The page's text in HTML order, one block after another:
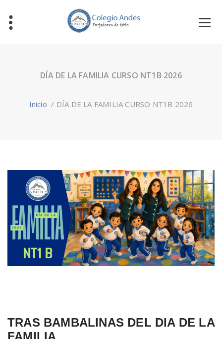
DÍA DE LA FAMILIA CURSO NT1B 2026
Inicio / DÍA DE LA FAMILIA CURSO NT1B 2026
TRAS BAMBALINAS DEL DIA DE LA